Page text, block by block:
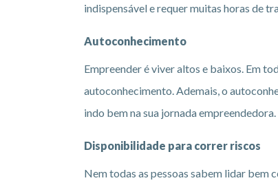
indispensável e requer muitas horas de
Autoconhecimento
Empreender é viver altos e baixos. Em
autoconhecimento. Ademais, o
indo bem na sua jornada empreendedora.
Disponibilidade para correr riscos
Nem todas as pessoas sabem lidar bem